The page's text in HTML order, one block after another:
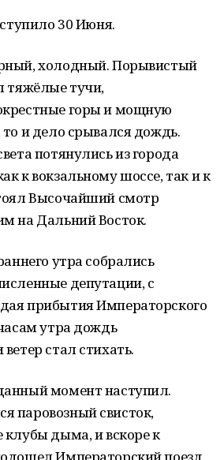
30 Июня.
холодный. Порывистый
тяжёлые тучи,
горы и мощную
и дело срывался дождь.
потянулись из города
к вокзальному шоссе, так и к
Высочайший смотр
на Дальний Восток.
утра собрались
депутации, с
прибытия Императорского
утра дождь
стал стихать.
момент наступил.
паровозный свисток,
клубы дыма, и вскоре к